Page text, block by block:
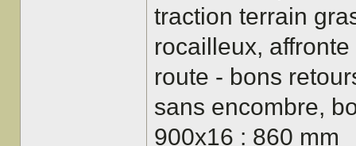
traction terrain
rocailleux,
route - bons
sans encombre,
900x16 : 860 mm